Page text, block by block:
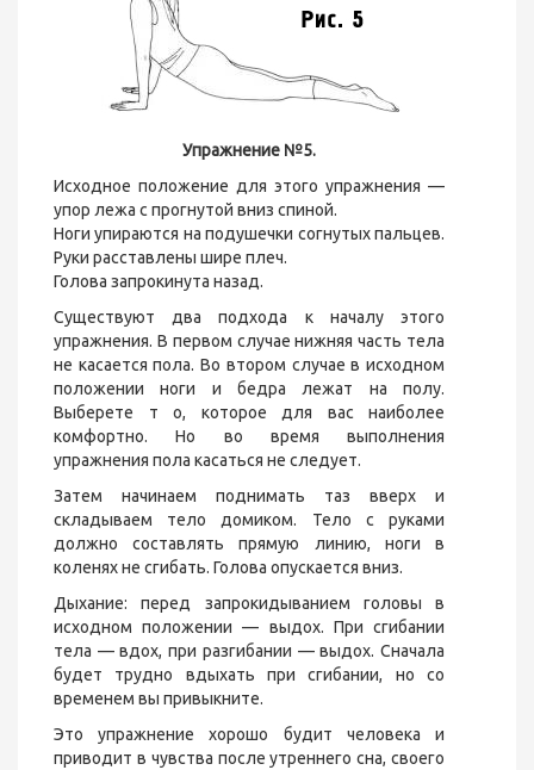
Упражнение №5.
Исходное положение для этого упражнения —
упор лежа с прогнутой вниз спиной.
Ноги упираются на подушечки согнутых пальцев.
Руки расставлены шире плеч.
Голова запрокинута назад.
Существуют два подхода к началу этого
упражнения. В первом случае нижняя часть тела
не касается пола. Во втором случае в исходном
положении ноги и бедра лежат на полу.
Выберете т о, которое для вас наиболее
комфортно. Но во время выполнения
упражнения пола касаться не следует.
Затем начинаем поднимать таз вверх и
складываем тело домиком. Тело с руками
должно составлять прямую линию, ноги в
коленях не сгибать. Голова опускается вниз.
Дыхание: перед запрокидыванием головы в
исходном положении — выдох. При сгибании
тела — вдох, при разгибании — выдох. Сначала
будет трудно вдыхать при сгибании, но со
временем вы привыкните.
Это упражнение хорошо будит человека и
приводит в чувства после утреннего сна, своего